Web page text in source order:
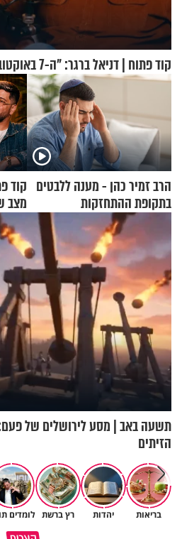
קוד פתוח | דניאל ברגר: "ה-7 באוקטובר גרם לי לחפש תשובות"
הרב זמיר כהן - מענה ללבטים
בתקופת ההתחזקות
קוד
מצב
תשעה באב | מסע לירושלים של
הזיתים
בריאות יהדות רץ ברשת לומדים מתחילים לעבוד לקראת ראש